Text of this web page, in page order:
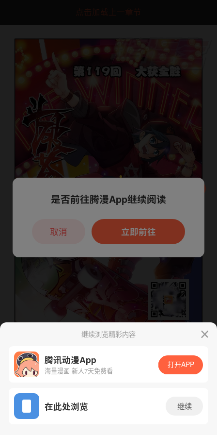
点击加载上一章节
App免费看
下一话 腾漫App免费看
继续浏览精彩内容
腾讯动漫App
海量漫画 新人7天免费看
打开APP
在此处浏览 继续
本章节仅支持App阅读，可打开App新用
户7天免费看
是否前往腾漫App继续阅读
立即前往
取消